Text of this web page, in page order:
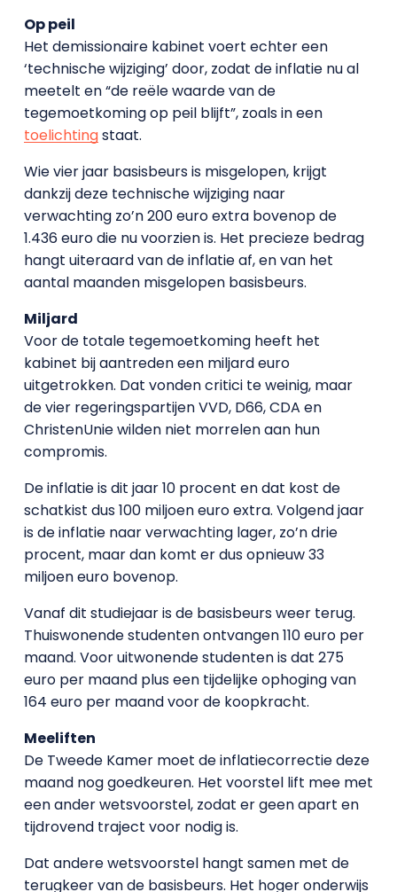
Op peil
Het demissionaire kabinet voert echter een
‘technische wijziging’ door, zodat de inflatie nu al
meetelt en “de reële waarde van de
tegemoetkoming op peil blijft”, zoals in een
toelichtingstaat.
Wie vier jaar basisbeurs is misgelopen, krijgt
dankzij deze technische wijziging naar
verwachting zo’n 200 euro extra bovenop de
1.436 euro die nu voorzien is. Het precieze bedrag
hangt uiteraard van de inflatie af, en van het
aantal maanden misgelopen basisbeurs.
Miljard
Voor de totale tegemoetkoming heeft het
kabinet bij aantreden een miljard euro
uitgetrokken. Dat vonden critici te weinig, maar
de vier regeringspartijen VVD, D66, CDA en
ChristenUnie wilden niet morrelen aan hun
compromis.
De inflatie is dit jaar 10 procent en dat kost de
schatkist dus 100 miljoen euro extra. Volgend jaar
is de inflatie naar verwachting lager, zo’n drie
procent, maar dan komt er dus opnieuw 33
miljoen euro bovenop.
Vanaf dit studiejaar is de basisbeurs weer terug.
Thuiswonende studenten ontvangen 110 euro per
maand. Voor uitwonende studenten is dat 275
euro per maand plus een tijdelijke ophoging van
164 euro per maand voor de koopkracht.
Meeliften
De Tweede Kamer moet de inflatiecorrectie deze
maand nog goedkeuren. Het voorstel lift mee met
een ander wetsvoorstel, zodat er geen apart en
tijdrovend traject voor nodig is.
Dat andere wetsvoorstel hangt samen met de
terugkeer van de basisbeurs. Het hoger onderwijs